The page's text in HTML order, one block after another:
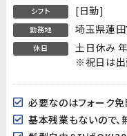
シフト [日勤]
勤務地 埼玉県蓮
休日
土日休み
※祝日は出
基本残業もないので